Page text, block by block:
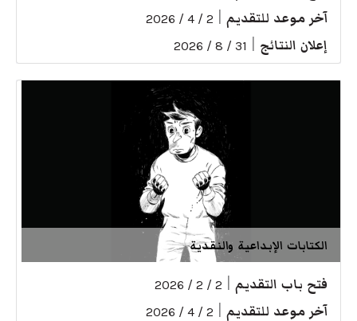
آخر موعد للتقديم 2 / 4 / 2026
إعلان النتائج 31 / 8 / 2026
الكتابات الإبداعية والنقدية
فتح باب التقديم 2 / 2 / 2026
آخر موعد للتقديم 2 / 4 / 2026